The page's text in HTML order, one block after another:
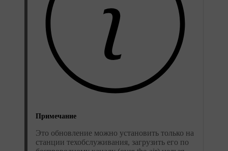
Примечание
Это обновление можно установить только на
станции техобслуживания, загрузить его по